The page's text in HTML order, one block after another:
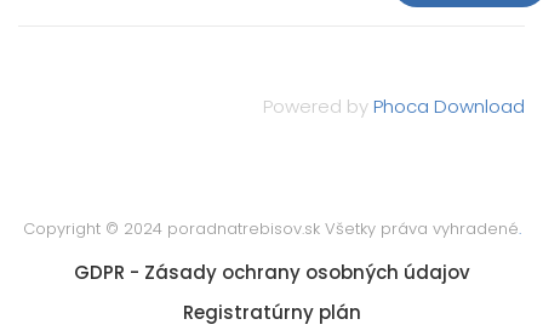
Powered byPhoca Download
Copyright © 2024 poradnatrebisov.sk Všetky práva vyhradené.
GDPR - Zásady ochrany osobných údajov
Registratúrny plán